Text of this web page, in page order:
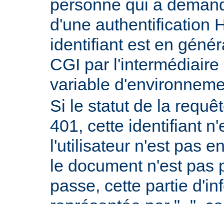
personne qui a
d'une authentification
identifiant est en
CGI par
variable
Si le statut de la
401, cette identifiant
l'utilisateur n'est pas
le document n'est pas
passe, cette partie